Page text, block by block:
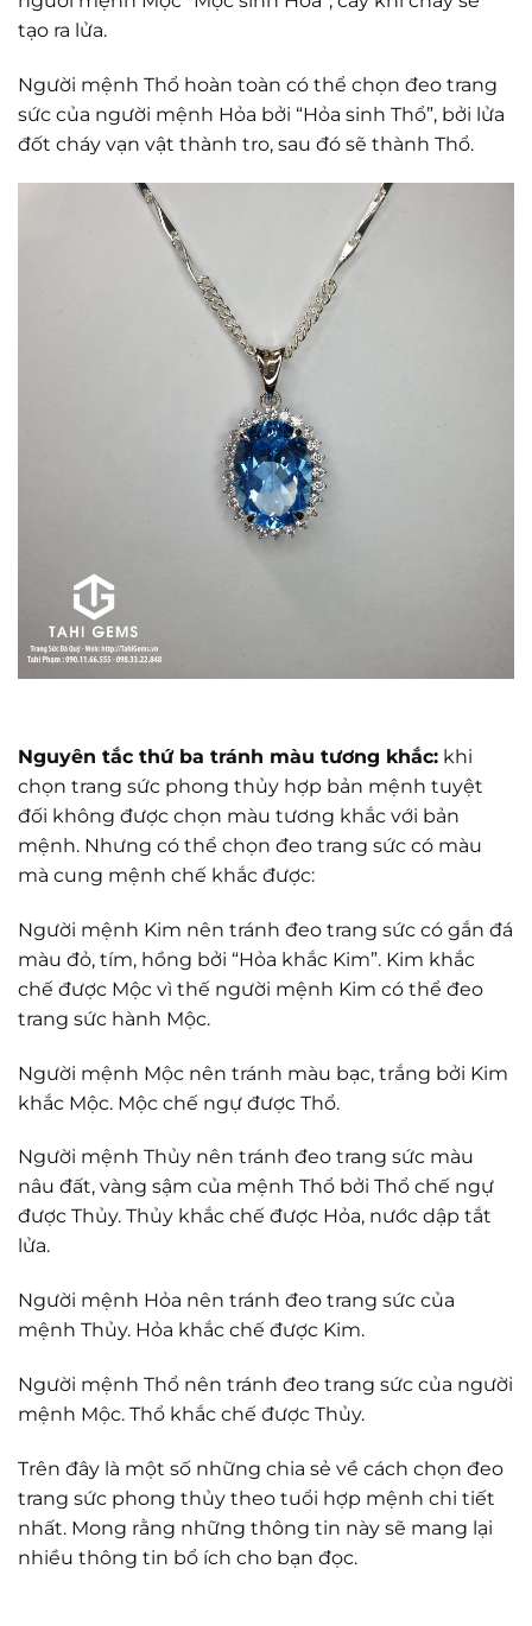
tạo ra lửa.
Người mệnh Thổ hoàn toàn có thể chọn đeo trang
sức của người mệnh Hỏa bởi “Hỏa sinh Thổ”, bởi lửa
đốt cháy vạn vật thành tro, sau đó sẽ thành Thổ.
Nguyên tắc thứ ba tránh màu tương khắc: khi
chọn trang sức phong thủy hợp bản mệnh tuyệt
đối không được chọn màu tương khắc với bản
mệnh. Nhưng có thể chọn đeo trang sức có màu
mà cung mệnh chế khắc được:
Người mệnh Kim nên tránh đeo trang sức có gắn đá
màu đỏ, tím, hồng bởi “Hỏa khắc Kim”. Kim khắc
chế được Mộc vì thế người mệnh Kim có thể đeo
trang sức hành Mộc.
Người mệnh Mộc nên tránh màu bạc, trắng bởi Kim
khắc Mộc. Mộc chế ngự được Thổ.
Người mệnh Thủy nên tránh đeo trang sức màu
nâu đất, vàng sậm của mệnh Thổ bởi Thổ chế ngự
được Thủy. Thủy khắc chế được Hỏa, nước dập tắt
lửa.
Người mệnh Hỏa nên tránh đeo trang sức của
mệnh Thủy. Hỏa khắc chế được Kim.
Người mệnh Thổ nên tránh đeo trang sức của người
mệnh Mộc. Thổ khắc chế được Thủy.
Trên đây là một số những chia sẻ về cách chọn đeo
trang sức phong thủy theo tuổi hợp mệnh chi tiết
nhất. Mong rằng những thông tin này sẽ mang lại
nhiều thông tin bổ ích cho bạn đọc.